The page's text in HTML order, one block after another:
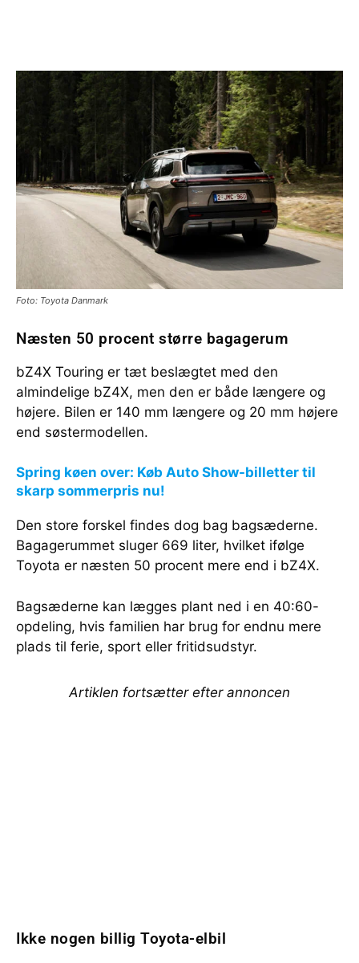
Foto: Toyota Danmark
Næsten 50 procent større bagagerum
bZ4X Touring er tæt beslægtet med den
almindelige bZ4X, men den er både længere og
højere. Bilen er 140 mm længere og 20 mm højere
end søstermodellen.
Spring køen over: Køb Auto Show-billetter til
skarp sommerpris nu!
Den store forskel findes dog bag bagsæderne.
Bagagerummet sluger 669 liter, hvilket ifølge
Toyota er næsten 50 procent mere end i bZ4X.
Bagsæderne kan lægges plant ned i en 40:60-
opdeling, hvis familien har brug for endnu mere
plads til ferie, sport eller fritidsudstyr.
Artiklen fortsætter efter annoncen
Ikke nogen billig Toyota-elbil